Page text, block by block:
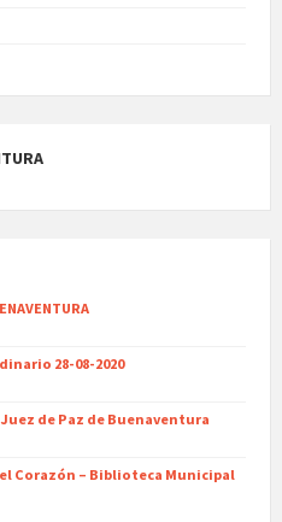
28-08-2020
de Paz de Buenaventura
Corazón – Biblioteca Municipal